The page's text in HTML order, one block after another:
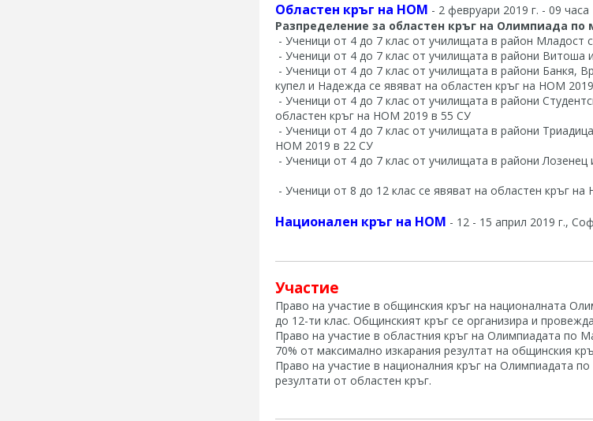
Областен кръг на НОМ - 2 февруари 2019 г. - 09 часа
Разпределение за областен кръг на Олимпиада по
- Ученици от 4 до 7 клас от училищата в район
- Ученици от 4 до 7 клас от училищата в райони
- Ученици от 4 до 7 клас от училищата в райони Банкя,
купел и Надежда се явяват на областен кръг на НОМ
- Ученици от 4 до 7 клас от училищата в райони
областен кръг на НОМ 2019 в 55 СУ
- Ученици от 4 до 7 клас от училищата в райони
НОМ 2019 в 22 СУ
- Ученици от 4 до 7 клас от училищата в райони
- Ученици от 8 до 12 клас се явяват на областен кръг
Национален кръг на НОМ - 12 - 15 април 2019 г.,
Участие
Право на участие в общинския кръг на националната
до 12-ти клас. Общинският кръг се организира и
Право на участие в областния кръг на Олимпиадата по
70% от максимално изкарания резултат на общинския
Право на участие в националния кръг на Олимпиадата
резултати от областен кръг.